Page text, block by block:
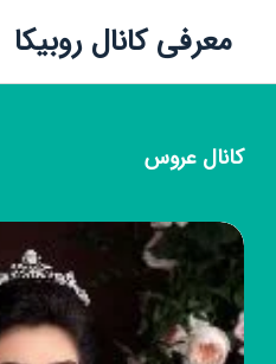
معرفی کانال روبیکا
کانال عروس